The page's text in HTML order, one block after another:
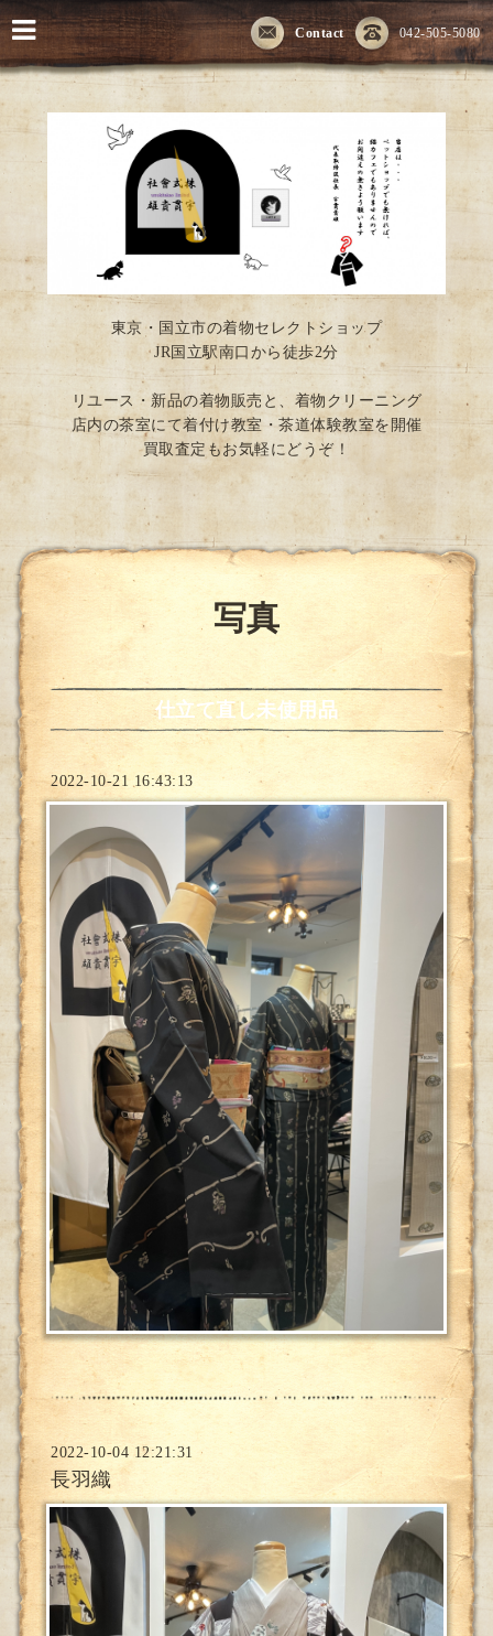
042-505-5080
Contact
東京・国立市の着物セレクトショップ
JR国立駅南口から徒歩2分
リユース・新品の着物販売と、着物クリーニング
店内の茶室にて着付け教室・茶道体験教室を開催
買取査定もお気軽にどうぞ！
写真
仕立て直し未使用品
2022-10-21 16:43:13
2022-10-04 12:21:31
長羽織